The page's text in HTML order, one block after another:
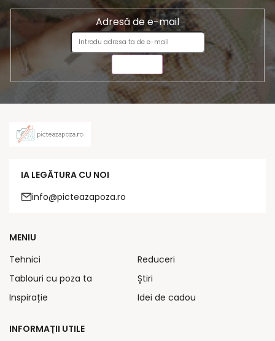
Adresă de e-mail
IA LEGĂTURA CU NOI
info@picteazapoza.ro
MENIU
Tehnici
Tablouri cu poza ta
Inspirație
Reduceri
Știri
Idei de cadou
INFORMAȚII UTILE